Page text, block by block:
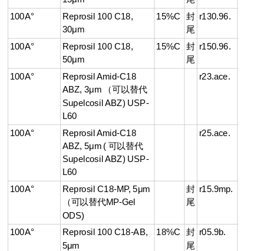
100A°
Reprosil 100 C18,
30μm
15%C
封
尾
r130.96.
100A°
Reprosil 100 C18,
50μm
15%C
封
尾
r150.96.
100A°
Reprosil Amid-C18
ABZ, 3μm （可以替代
Supelcosil ABZ) USP-
L60
r23.ace.
100A°
Reprosil Amid-C18
ABZ, 5μm ( 可以替代
Supelcosil ABZ) USP-
L60
r25.ace.
100A°
Reprosil C18-MP, 5μm
（可以替代MP-Gel
ODS)
封
尾
r15.9mp.
100A° Reprosil 100 C18-AB,
5μm
18%C 封
尾
r05.9b.